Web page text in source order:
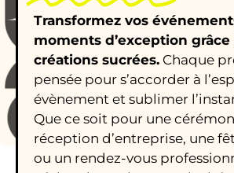
Transformez vos
moments d’exception grâce
créations sucrées. Chaque
pensée pour s’accorder à
évènement et sublimer
Que ce soit pour une
réception d’entreprise, une
ou un rendez-vous